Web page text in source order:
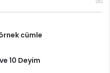
cümle
10 Deyim